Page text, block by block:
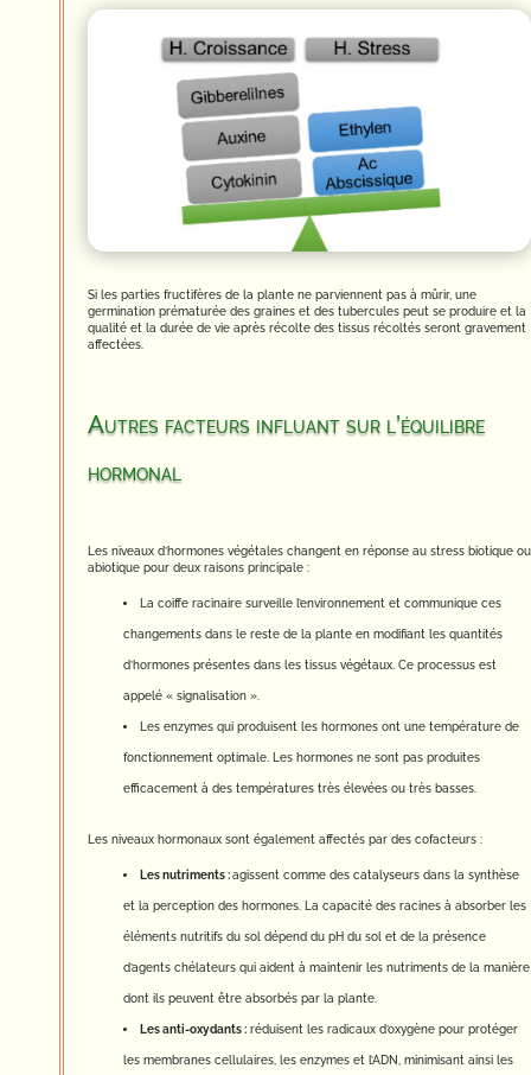
Si les parties fructifères de la plante ne parviennent pas à mûrir, une
germination prématurée des graines et des tubercules peut se produire et la
qualité et la durée de vie après récolte des tissus récoltés seront gravement
affectées.
Autres facteurs influant sur l’équilibre
hormonal
Les niveaux d’hormones végétales changent en réponse au stress biotique ou
abiotique pour deux raisons principale :
La coiffe racinaire surveille l’environnement et communique ces
changements dans le reste de la plante en modifiant les quantités
d’hormones présentes dans les tissus végétaux. Ce processus est
appelé « signalisation ».
Les enzymes qui produisent les hormones ont une température de
fonctionnement optimale. Les hormones ne sont pas produites
efficacement à des températures très élevées ou très basses.
Les niveaux hormonaux sont également affectés par des cofacteurs :
Les nutriments :agissent comme des catalyseurs dans la synthèse
et la perception des hormones. La capacité des racines à absorber les
éléments nutritifs du sol dépend du pH du sol et de la présence
d’agents chélateurs qui aident à maintenir les nutriments de la manière
dont ils peuvent être absorbés par la plante.
Les anti-oxydants : réduisent les radicaux d’oxygène pour protéger
les membranes cellulaires, les enzymes et l’ADN, minimisant ainsi les